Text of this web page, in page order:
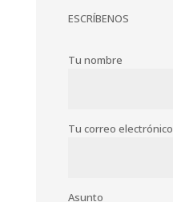
ESCRÍBENOS
Tu nombre
Tu correo electrónico
Asunto